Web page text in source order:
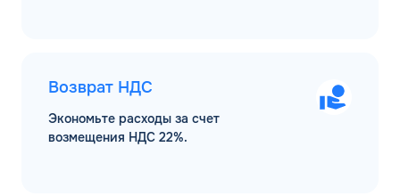
Возврат НДС
Экономьте расходы за счет
возмещения НДС 22%.